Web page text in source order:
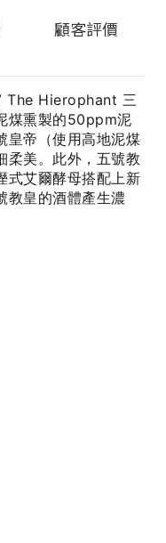
顧客評價
The Hierophant 三
煤熏製的50ppm泥
皇帝（使用高地泥煤
柔美。此外，五號教
式艾爾酵母搭配上新
教皇的酒體產生濃